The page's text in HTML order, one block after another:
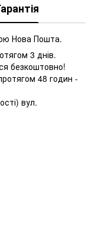
Нова Пошта.
3 днів.
безкоштовно!
48 годин -
вул.